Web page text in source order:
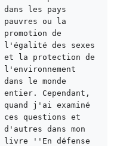
dans les pays
pauvres ou la
promotion de
l'égalité des sexes
et la protection de
l'environnement
dans le monde
entier. Cependant,
quand j'ai examiné
ces questions et
d'autres dans mon
livre ''En défense